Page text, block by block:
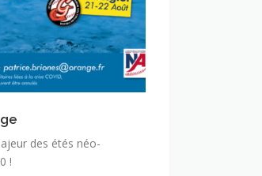
des étés néo-
!